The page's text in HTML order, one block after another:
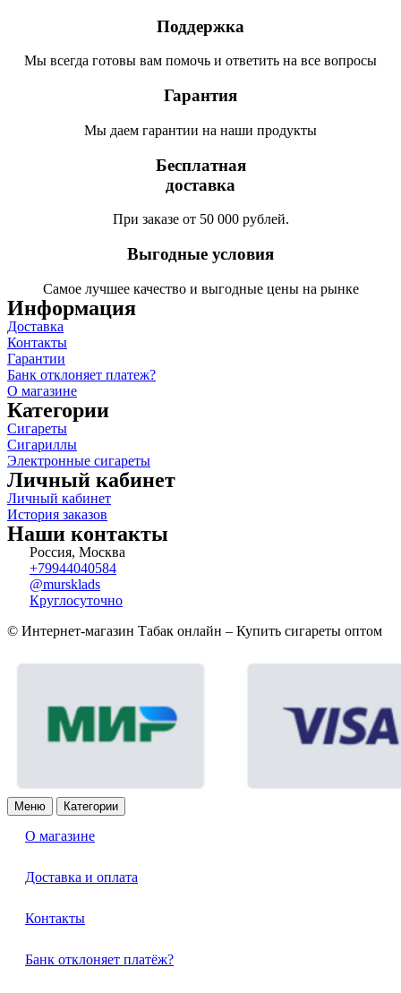
Поддержка
Мы всегда готовы вам помочь и ответить на все вопросы
Гарантия
Мы даем гарантии на наши продукты
Бесплатная
доставка
При заказе от 50 000 рублей.
Выгодные условия
Самое лучшее качество и выгодные цены на рынке
Информация
Доставка
Контакты
Гарантии
Банк отклоняет платеж?
О магазине
Категории
Сигареты
Сигариллы
Электронные сигареты
Личный кабинет
Личный кабинет
История заказов
Наши контакты
Россия, Москва
+79944040584
@mursklads
Круглосуточно
© Интернет-магазин Табак онлайн – Купить сигареты оптом
Меню Категории
О магазине
Доставка и оплата
Контакты
Банк отклоняет платёж?